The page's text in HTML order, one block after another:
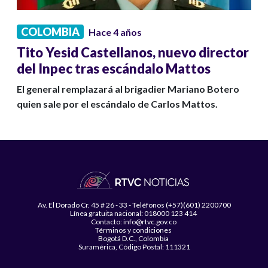
COLOMBIA Hace 4 años
Tito Yesid Castellanos, nuevo director
del Inpec tras escándalo Mattos
El general remplazará al brigadier Mariano Botero
quien sale por el escándalo de Carlos Mattos.
Av. El Dorado Cr. 45 # 26 - 33 - Teléfonos (+57)(601) 2200700
Línea gratuita nacional: 018000 123 414
Contacto: info@rtvc.gov.co
Términos y condiciones
Bogotá D.C., Colombia
Suramérica, Código Postal: 111321